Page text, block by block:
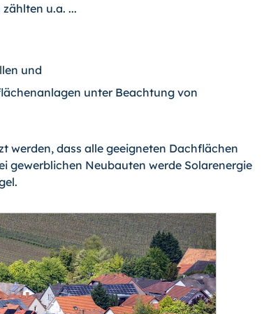
u.a. ...
und
unter Beachtung von
werden, dass alle geeigneten Dachflächen
gewerblichen Neubauten werde Solarenergie